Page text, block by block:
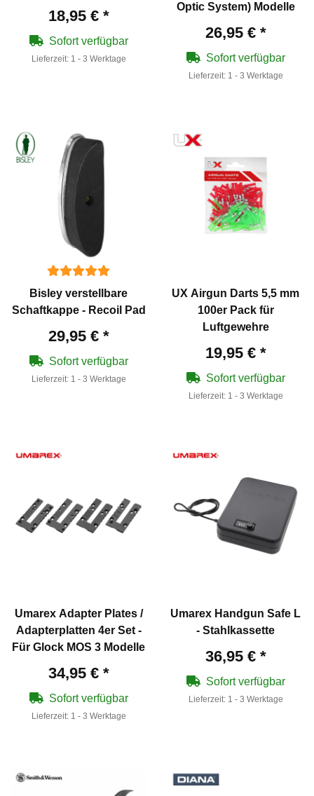
18,95 € *
Sofort verfügbar
Lieferzeit: 1 - 3 Werktage
Optic System) Modelle
26,95 € *
Sofort verfügbar
Lieferzeit: 1 - 3 Werktage
Bisley verstellbare
Schaftkappe - Recoil Pad
29,95 € *
Sofort verfügbar
Lieferzeit: 1 - 3 Werktage
UX Airgun Darts 5,5 mm
100er Pack für
Luftgewehre
19,95 € *
Sofort verfügbar
Lieferzeit: 1 - 3 Werktage
Umarex Adapter Plates /
Adapterplatten 4er Set -
Für Glock MOS 3 Modelle
34,95 € *
Sofort verfügbar
Lieferzeit: 1 - 3 Werktage
Umarex Handgun Safe L
- Stahlkassette
36,95 € *
Sofort verfügbar
Lieferzeit: 1 - 3 Werktage